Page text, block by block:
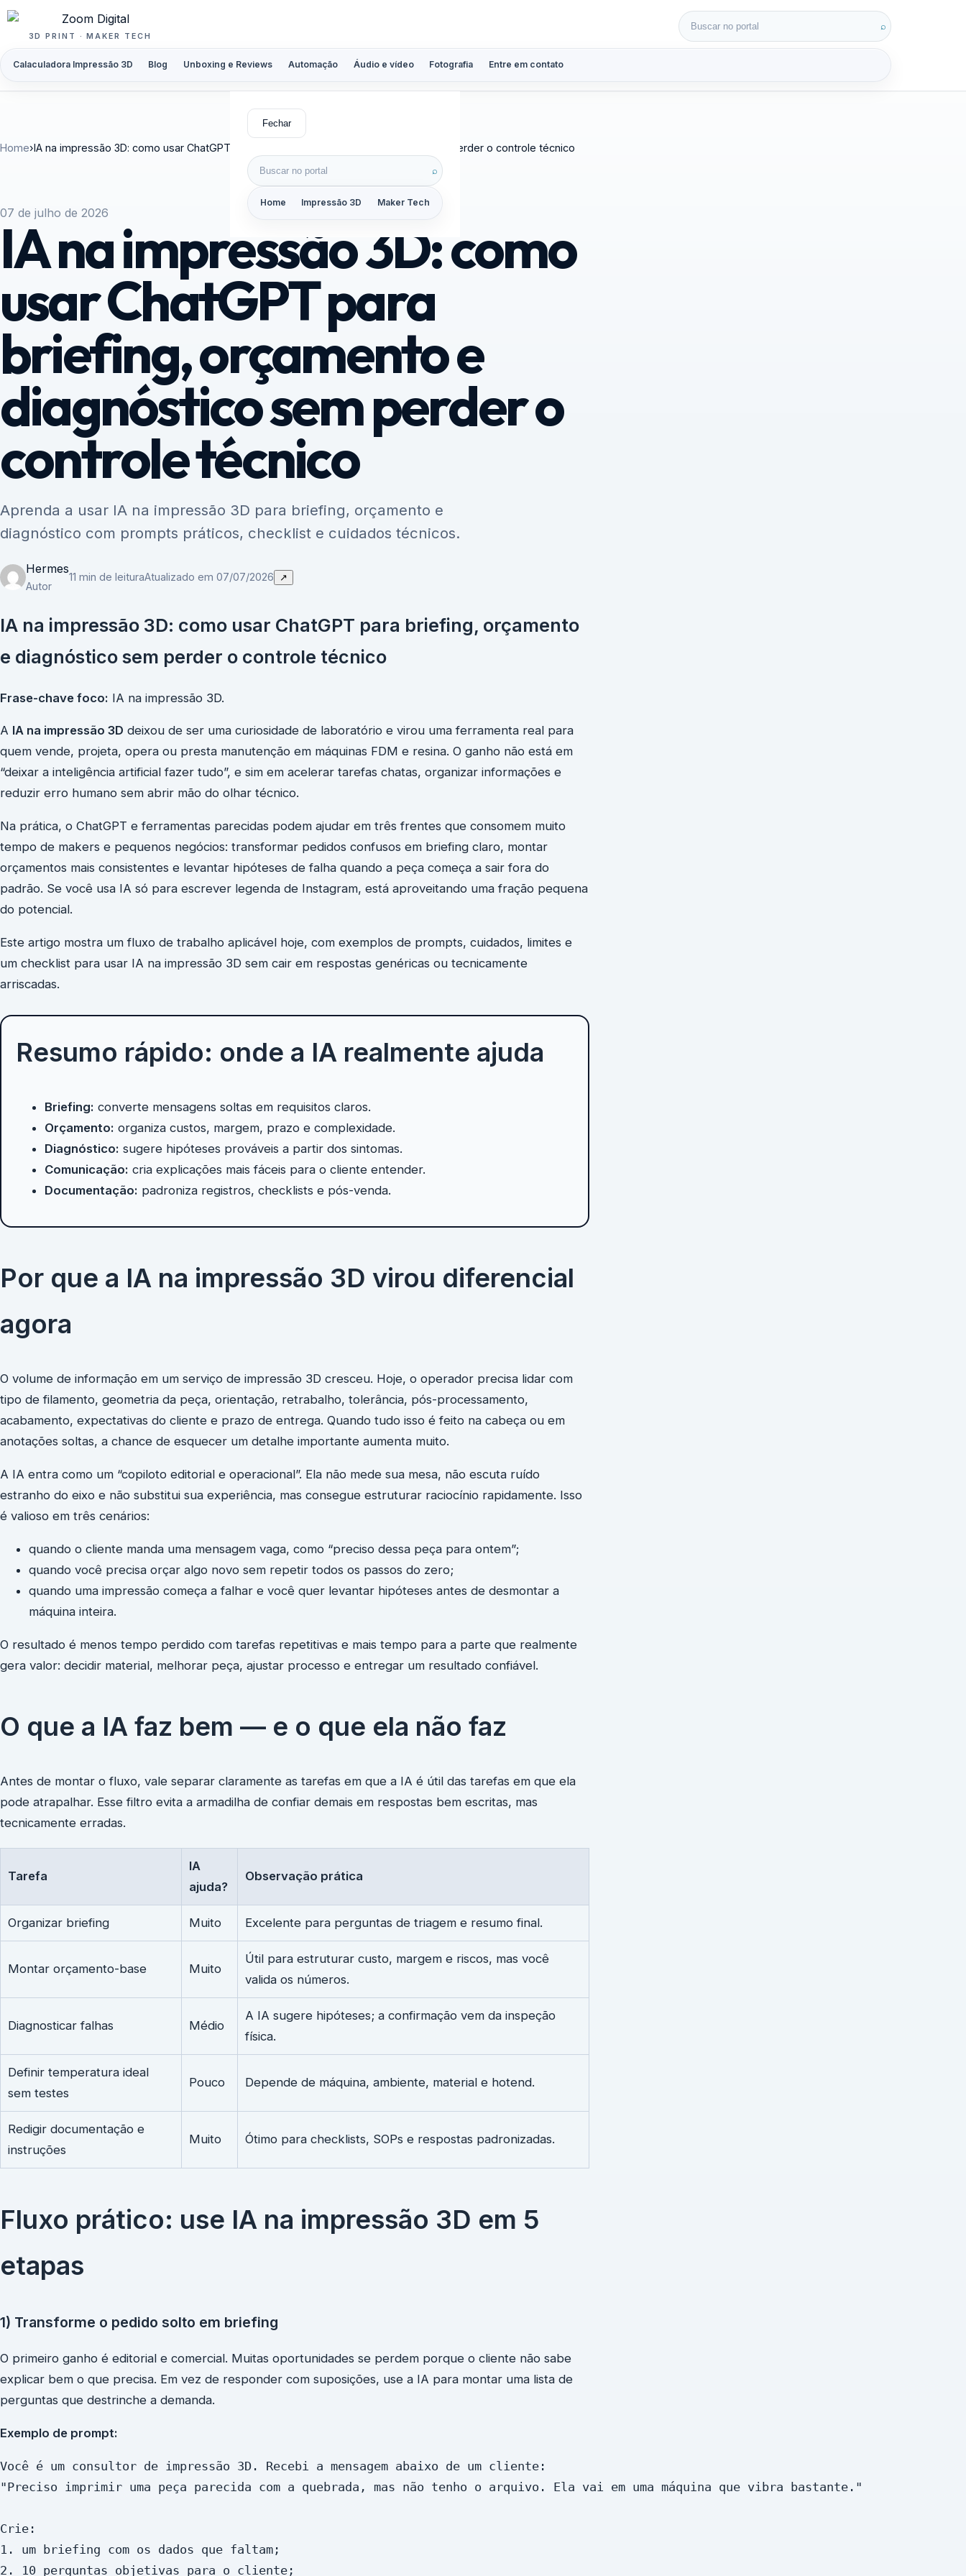
Pular para o conteúdo
3D PRINT · MAKER TECH
Calaculadora Impressão 3D Blog Unboxing e Reviews Automação Áudio e vídeo Fotografia Entre em contato
Buscar por: ⌕
Fechar
Buscar por: ⌕
Home Impressão 3D Maker Tech
Home›IA na impressão 3D: como usar ChatGPT para briefing, orçamento e diagnóstico sem perder o controle técnico
07 de julho de 2026
IA na impressão 3D: como
usar ChatGPT para
briefing, orçamento e
diagnóstico sem perder o
controle técnico
Aprenda a usar IA na impressão 3D para briefing, orçamento e
diagnóstico com prompts práticos, checklist e cuidados técnicos.
Hermes
Autor
11 min de leituraAtualizado em 07/07/2026 ↗
IA na impressão 3D: como usar ChatGPT para briefing, orçamento
e diagnóstico sem perder o controle técnico
Frase-chave foco: IA na impressão 3D.
A IA na impressão 3D deixou de ser uma curiosidade de laboratório e virou uma ferramenta real para
quem vende, projeta, opera ou presta manutenção em máquinas FDM e resina. O ganho não está em
“deixar a inteligência artificial fazer tudo”, e sim em acelerar tarefas chatas, organizar informações e
reduzir erro humano sem abrir mão do olhar técnico.
Na prática, o ChatGPT e ferramentas parecidas podem ajudar em três frentes que consomem muito
tempo de makers e pequenos negócios: transformar pedidos confusos em briefing claro, montar
orçamentos mais consistentes e levantar hipóteses de falha quando a peça começa a sair fora do
padrão. Se você usa IA só para escrever legenda de Instagram, está aproveitando uma fração pequena
do potencial.
Este artigo mostra um fluxo de trabalho aplicável hoje, com exemplos de prompts, cuidados, limites e
um checklist para usar IA na impressão 3D sem cair em respostas genéricas ou tecnicamente
arriscadas.
Resumo rápido: onde a IA realmente ajuda
Briefing: converte mensagens soltas em requisitos claros.
Orçamento: organiza custos, margem, prazo e complexidade.
Diagnóstico: sugere hipóteses prováveis a partir dos sintomas.
Comunicação: cria explicações mais fáceis para o cliente entender.
Documentação: padroniza registros, checklists e pós-venda.
Por que a IA na impressão 3D virou diferencial
agora
O volume de informação em um serviço de impressão 3D cresceu. Hoje, o operador precisa lidar com
tipo de filamento, geometria da peça, orientação, retrabalho, tolerância, pós-processamento,
acabamento, expectativas do cliente e prazo de entrega. Quando tudo isso é feito na cabeça ou em
anotações soltas, a chance de esquecer um detalhe importante aumenta muito.
A IA entra como um “copiloto editorial e operacional”. Ela não mede sua mesa, não escuta ruído
estranho do eixo e não substitui sua experiência, mas consegue estruturar raciocínio rapidamente. Isso
é valioso em três cenários:
quando o cliente manda uma mensagem vaga, como “preciso dessa peça para ontem”;
quando você precisa orçar algo novo sem repetir todos os passos do zero;
quando uma impressão começa a falhar e você quer levantar hipóteses antes de desmontar a
máquina inteira.
O resultado é menos tempo perdido com tarefas repetitivas e mais tempo para a parte que realmente
gera valor: decidir material, melhorar peça, ajustar processo e entregar um resultado confiável.
O que a IA faz bem — e o que ela não faz
Antes de montar o fluxo, vale separar claramente as tarefas em que a IA é útil das tarefas em que ela
pode atrapalhar. Esse filtro evita a armadilha de confiar demais em respostas bem escritas, mas
tecnicamente erradas.
Tarefa
IA
ajuda?
Observação prática
Organizar briefing Muito Excelente para perguntas de triagem e resumo final.
Montar orçamento-base Muito
Útil para estruturar custo, margem e riscos, mas você
valida os números.
Diagnosticar falhas Médio
A IA sugere hipóteses; a confirmação vem da inspeção
física.
Definir temperatura ideal
sem testes
Pouco Depende de máquina, ambiente, material e hotend.
Redigir documentação e
instruções
Muito Ótimo para checklists, SOPs e respostas padronizadas.
Fluxo prático: use IA na impressão 3D em 5
etapas
1) Transforme o pedido solto em briefing
O primeiro ganho é editorial e comercial. Muitas oportunidades se perdem porque o cliente não sabe
explicar bem o que precisa. Em vez de responder com suposições, use a IA para montar uma lista de
perguntas que destrinche a demanda.
Exemplo de prompt:
Você é um consultor de impressão 3D. Recebi a mensagem abaixo de um cliente:
"Preciso imprimir uma peça parecida com a quebrada, mas não tenho o arquivo. Ela vai em uma máquina que vibra bastante."
Crie:
1. um briefing com os dados que faltam;
2. 10 perguntas objetivas para o cliente;